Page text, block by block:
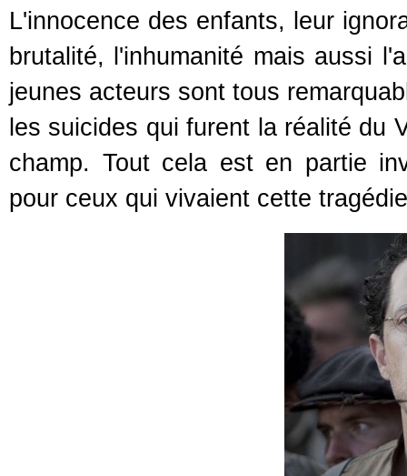
L'innocence des enfants, leur
brutalité, l'inhumanité mais aussi
jeunes acteurs sont tous
les suicides qui furent la réalité du
champ. Tout cela est en partie
pour ceux qui vivaient cette